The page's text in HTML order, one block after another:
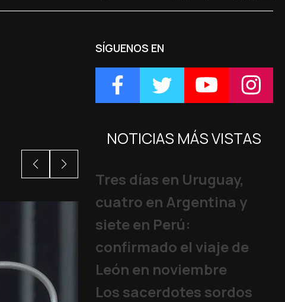
SÍGUENOS EN
NOTICIAS MÁS VISTAS
Tres días en Uruguay,
cuatro en Argentina y
siete en Perú:
confirmado el viaje de
León en noviembre
Los sacerdotes sordos